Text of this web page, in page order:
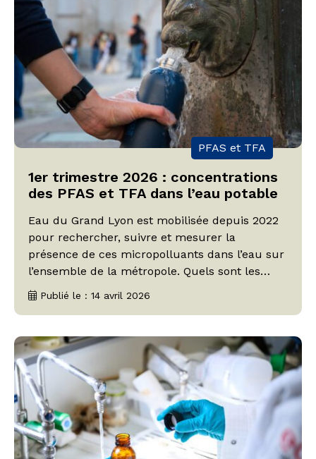
PFAS et TFA
1er trimestre 2026 : concentrations
des PFAS et TFA dans l’eau potable
Eau du Grand Lyon est mobilisée depuis 2022
pour rechercher, suivre et mesurer la
présence de ces micropolluants dans l’eau sur
l’ensemble de la métropole. Quels sont les
contrôles mis en œuvre sur notre territoire ?
sur le 1er […]
Publié le : 14 avril 2026